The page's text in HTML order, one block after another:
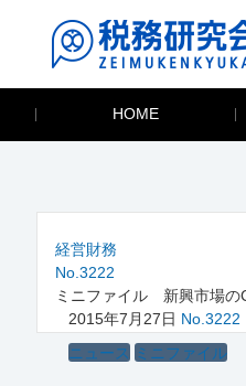
HOME
経営財務
No.3222
ミニファイル 新興市場の
2015年7月27日 No.3222
ニュース
ミニファイル